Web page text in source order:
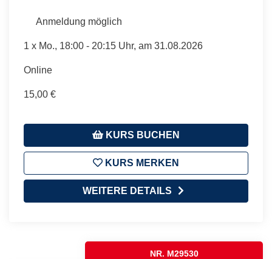
Anmeldung möglich
1 x Mo., 18:00 - 20:15 Uhr, am 31.08.2026
Online
15,00 €
KURS BUCHEN
KURS MERKEN
WEITERE DETAILS
NR. M29530